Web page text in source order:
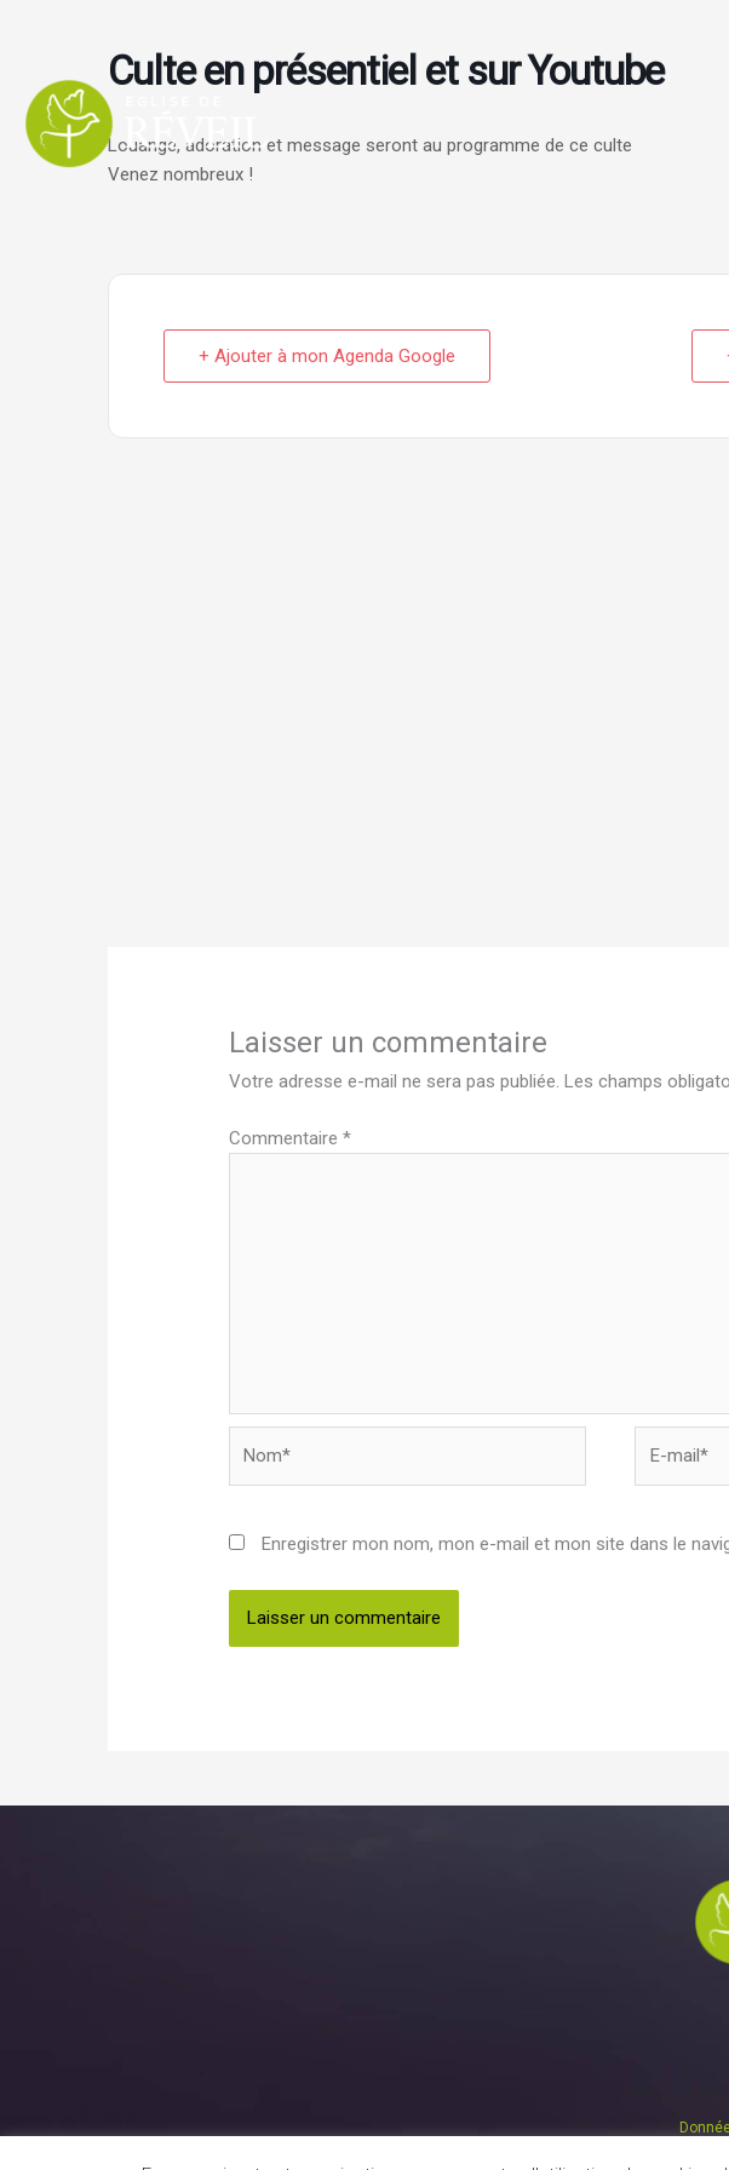
Culte en présentiel et sur Youtube
Louange, adoration et message seront au programme de ce culte
Venez nombreux !
+ Ajouter à mon Agenda Google
Laisser un commentaire
Votre adresse e-mail ne sera pas publiée. Les champs
Commentaire*
mail*
Enregistrer mon nom, mon e-mail et mon site dans le